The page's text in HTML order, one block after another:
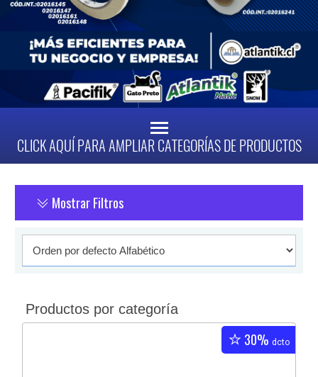
CLICK AQUÍ PARA AMPLIAR CATEGORÍAS DE PRODUCTOS
Mostrar Filtros
Productos por categoría
30% dcto